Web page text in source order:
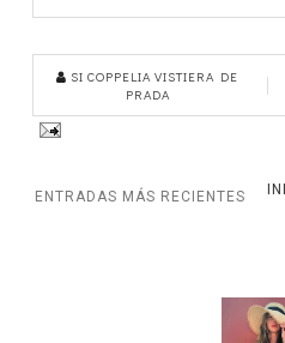
SI COPPELIA VISTIERA DE
PRADA
ENTRADAS MÁS RECIENTES